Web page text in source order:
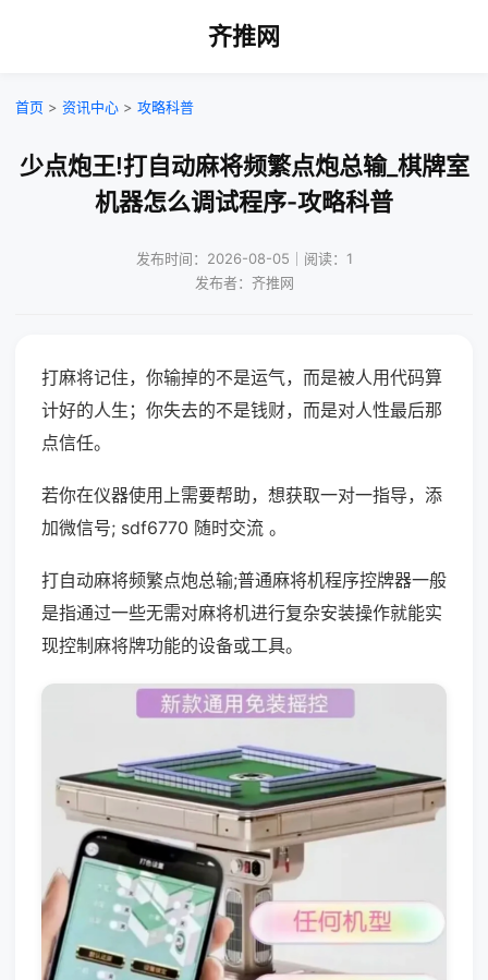
齐推网
首页 > 资讯中心 > 攻略科普
少点炮王!打自动麻将频繁点炮总输_棋牌室
机器怎么调试程序-攻略科普
发布时间：2026-08-05｜阅读：1
发布者：齐推网
打麻将记住，你输掉的不是运气，而是被人用代码算
计好的人生；你失去的不是钱财，而是对人性最后那
点信任。
若你在仪器使用上需要帮助，想获取一对一指导，添
加微信号; sdf6770 随时交流 。
打自动麻将频繁点炮总输;普通麻将机程序控牌器一般
是指通过一些无需对麻将机进行复杂安装操作就能实
现控制麻将牌功能的设备或工具。